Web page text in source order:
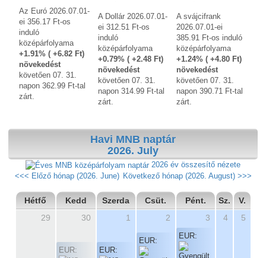
Az Euró 2026.07.01-
ei 356.17 Ft-os
induló
középárfolyama
+1.91% ( +6.82 Ft)
növekedést
követően 07. 31.
napon 362.99 Ft-tal
zárt.
A Dollár 2026.07.01-
ei 312.51 Ft-os
induló
középárfolyama
+0.79% ( +2.48 Ft)
növekedést
követően 07. 31.
napon 314.99 Ft-tal
zárt.
A svájcifrank
2026.07.01-ei
385.91 Ft-os induló
középárfolyama
+1.24% ( +4.80 Ft)
növekedést
követően 07. 31.
napon 390.71 Ft-tal
zárt.
Havi MNB naptár
2026. July
2026 év összesítő nézete
<<< Előző hónap (2026. June) Következő hónap (2026. August) >>>
Hétfő Kedd Szerda Csüt. Pént. Sz.
V.
29
30
EUR:
1
EUR:
2
EUR:
3
EUR:
4 5